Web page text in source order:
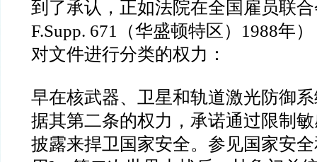
到了承认，正如法院在全国雇员联
F.Supp. 671
（华盛顿特区） 1988年
对文件进行分类的权力：
早在核武器、卫星和轨道激光防御
据其第二条的权力，承诺通过限制
披露来捍卫国家安全。参见国家安